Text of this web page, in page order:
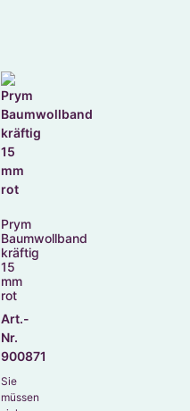
Prym
Baumwollband
kräftig
15
mm
rot
Art.-
Nr.
900871
Sie
müssen